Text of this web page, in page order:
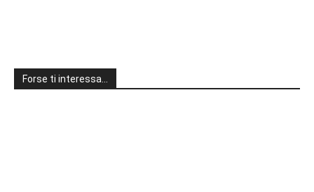
Forse ti interessa…